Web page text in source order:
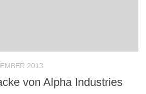
2013
von Alpha Industries